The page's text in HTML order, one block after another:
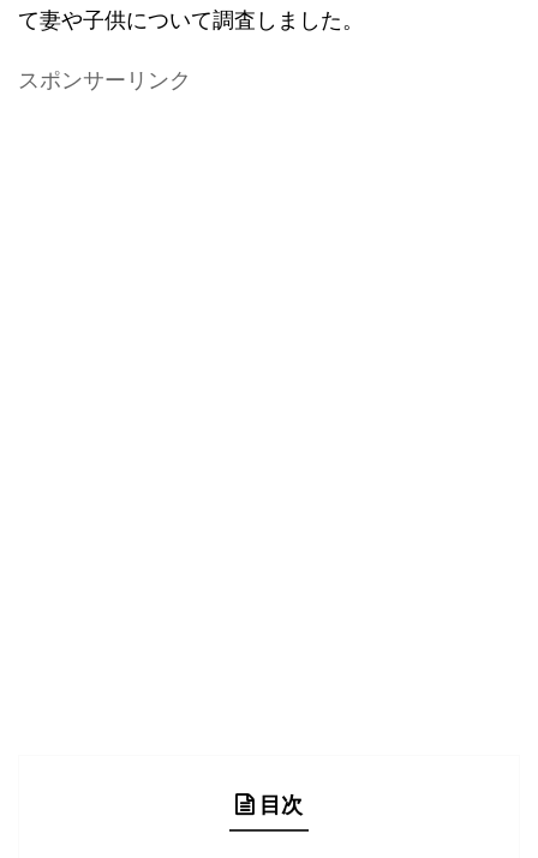
て妻や子供について調査しました。
スポンサーリンク
目次